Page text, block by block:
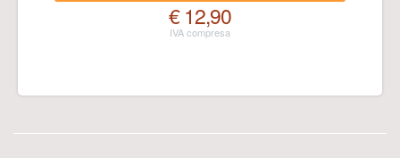
€ 12,90